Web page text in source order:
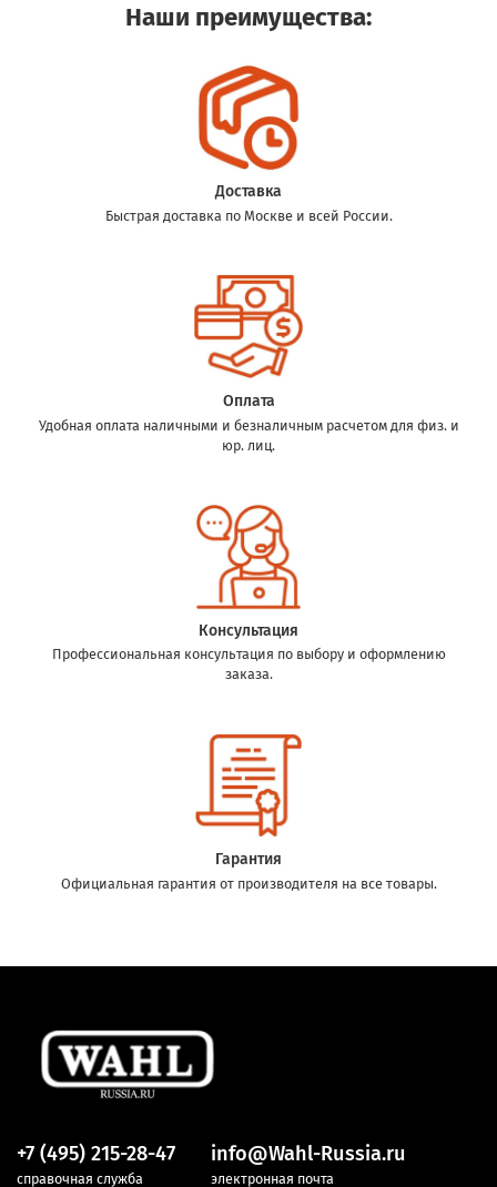
Наши преимущества:
Доставка
Быстрая доставка по Москве и всей России.
Оплата
Удобная оплата наличными и безналичным расчетом для физ. и
юр. лиц.
Консультация
Профессиональная консультация по выбору и оформлению
заказа.
Гарантия
Официальная гарантия от производителя на все товары.
+7 (495) 215-28-47
справочная служба
info@Wahl-Russia.ru
электронная почта